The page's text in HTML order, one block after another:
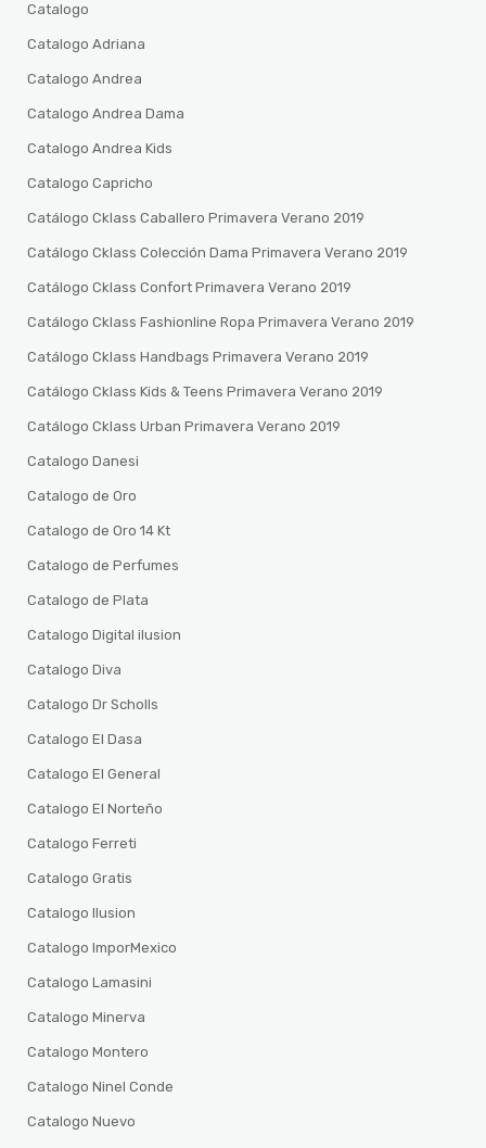
Catalogo
Catalogo Adriana
Catalogo Andrea
Catalogo Andrea Dama
Catalogo Andrea Kids
Catalogo Capricho
Catálogo Cklass Caballero Primavera Verano 2019
Catálogo Cklass Colección Dama Primavera Verano 2019
Catálogo Cklass Confort Primavera Verano 2019
Catálogo Cklass Fashionline Ropa Primavera Verano 2019
Catálogo Cklass Handbags Primavera Verano 2019
Catálogo Cklass Kids & Teens Primavera Verano 2019
Catálogo Cklass Urban Primavera Verano 2019
Catalogo Danesi
Catalogo de Oro
Catalogo de Oro 14 Kt
Catalogo de Perfumes
Catalogo de Plata
Catalogo Digital ilusion
Catalogo Diva
Catalogo Dr Scholls
Catalogo El Dasa
Catalogo El General
Catalogo El Norteño
Catalogo Ferreti
Catalogo Gratis
Catalogo Ilusion
Catalogo ImporMexico
Catalogo Lamasini
Catalogo Minerva
Catalogo Montero
Catalogo Ninel Conde
Catalogo Nuevo